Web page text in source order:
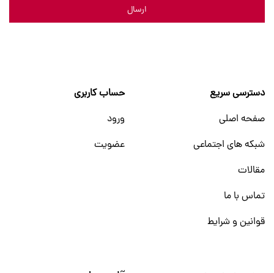
ارسال
دسترسی سریع
صفحه اصلی
شبکه های اجتماعی
مقالات
تماس با ما
قوانین و شرایط
حساب کاربری
ورود
عضویت